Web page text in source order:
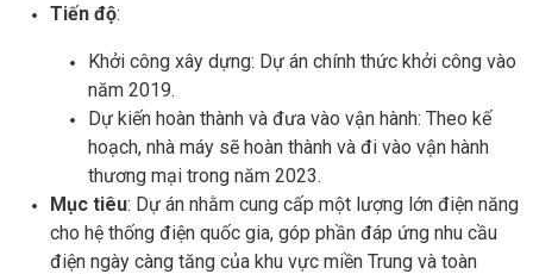
Tiến độ:
Khởi công xây dựng: Dự án chính thức khởi công vào
năm 2019.
Dự kiến hoàn thành và đưa vào vận hành: Theo kế
hoạch, nhà máy sẽ hoàn thành và đi vào vận hành
thương mại trong năm 2023.
Mục tiêu: Dự án nhằm cung cấp một lượng lớn điện năng
cho hệ thống điện quốc gia, góp phần đáp ứng nhu cầu
điện ngày càng tăng của khu vực miền Trung và toàn